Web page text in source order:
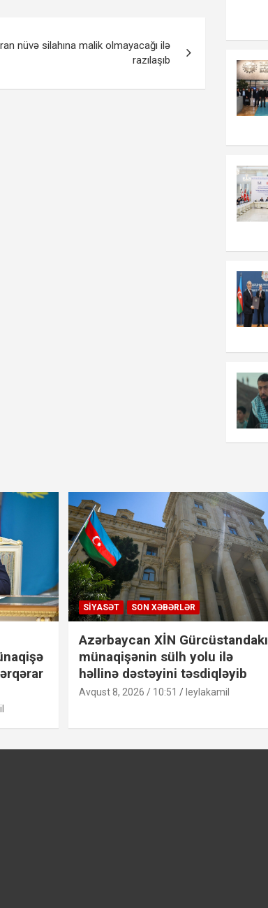
nüvə silahına malik olmayacağı ilə
razılaşıb
SIYASƏT SON XƏBƏRLƏR
Azərbaycan XİN Gürcüstandakı
münaqişənin sülh yolu ilə
həllinə dəstəyini təsdiqləyib
Avqust 8, 2026 / 10:51 leylakamil